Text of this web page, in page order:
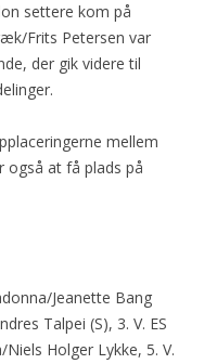
settere kom på
Frits Petersen var
der gik videre til
mellem
også at få plads på
Jeanette Bang
Talpei (S), 3. V. ES
Holger Lykke, 5. V.